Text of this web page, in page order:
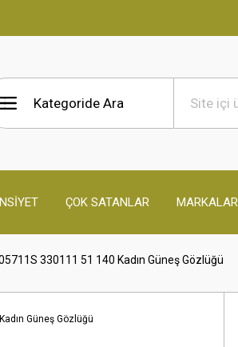
ÇOK SATANLAR MARKALAR
330111 51 140 Kadın Güneş Gözlüğü